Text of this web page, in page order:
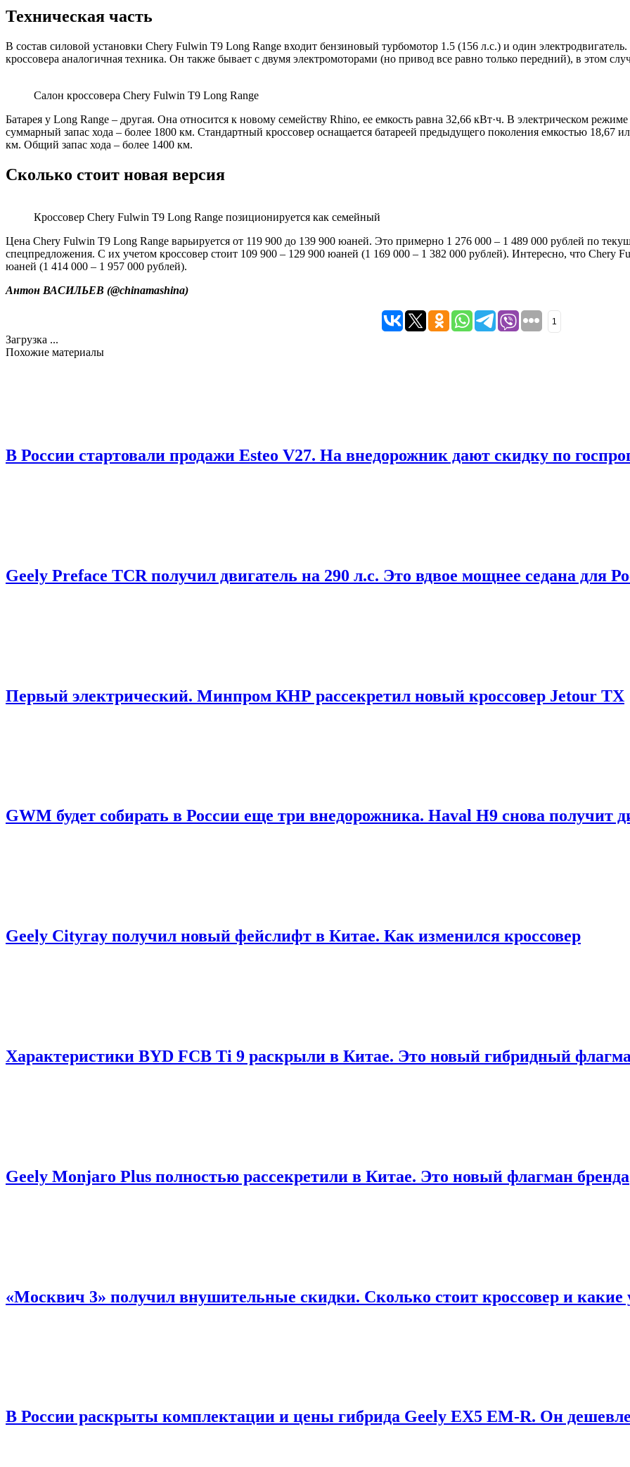
Техническая часть
В состав силовой установки Chery Fulwin T9 Long Range входит бензиновый турбомотор 1.5 (156 л.с.) и один
кроссовера аналогичная техника. Он также бывает с двумя электромоторами (но привод все равно только передний), в этом
Салон кроссовера Chery Fulwin T9 Long Range
Батарея у Long Range – другая. Она относится к новому семейству Rhino, ее емкость равна 32,66 кВт·ч. В электрическом
суммарный запас хода – более 1800 км. Стандартный кроссовер оснащается батареей предыдущего поколения емкостью 18,67
км. Общий запас хода – более 1400 км.
Сколько стоит новая версия
Кроссовер Chery Fulwin T9 Long Range позиционируется как семейный
Цена Chery Fulwin T9 Long Range варьируется от 119 900 до 139 900 юаней. Это примерно 1 276 000 – 1 489 000 рублей по
спецпредложения. С их учетом кроссовер стоит 109 900 – 129 900 юаней (1 169 000 – 1 382 000 рублей). Интересно, что Chery
юаней (1 414 000 – 1 957 000 рублей).
Антон ВАСИЛЬЕВ (@chinamashina)
1
Загрузка ...
Похожие материалы
В России стартовали продажи Esteo V27. На внедорожник дают скидку по
Geely Preface TCR получил двигатель на 290 л.с. Это вдвое мощнее седана для
Первый электрический. Минпром КНР рассекретил новый кроссовер Jetour TX
GWM будет собирать в России еще три внедорожника. Haval H9 снова получит
Geely Cityray получил новый фейслифт в Китае. Как изменился кроссовер
Характеристики BYD FCB Ti 9 раскрыли в Китае. Это новый гибридный
Geely Monjaro Plus полностью рассекретили в Китае. Это новый флагман бренда
«Москвич 3» получил внушительные скидки. Сколько стоит кроссовер и какие
В России раскрыты комплектации и цены гибрида Geely EX5 EM-R. Он